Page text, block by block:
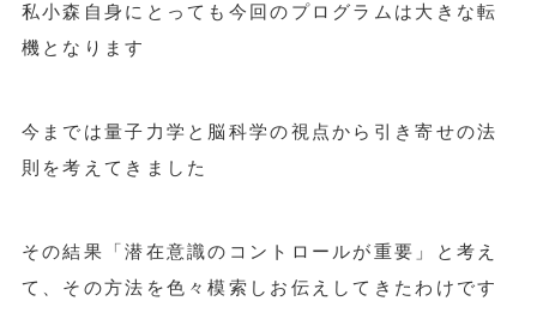
私小森自身にとっても今回のプログラムは大きな転
機となります
今までは量子力学と脳科学の視点から引き寄せの法
則を考えてきました
その結果「潜在意識のコントロールが重要」と考え
て、その方法を色々模索しお伝えしてきたわけです